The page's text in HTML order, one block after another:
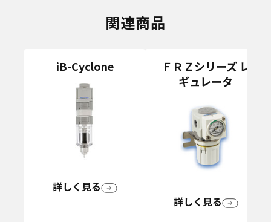
関連商品
iB-Cyclone
詳しく見る
ＦＲＺシリーズ レ
ギュレータ
詳しく見る